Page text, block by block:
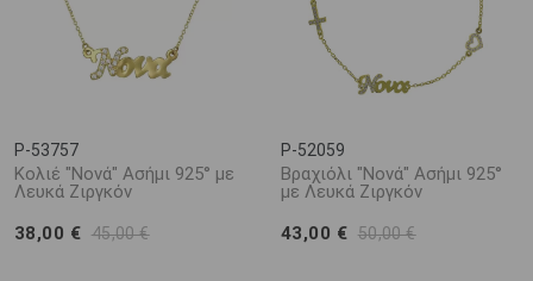
P-53757
Κολιέ "Νονά" Ασήμι 925° με
Λευκά Ζιργκόν
38,00 € 45,00 €
P-52059
Βραχιόλι "Νονά" Ασήμι 925°
με Λευκά Ζιργκόν
43,00 € 50,00 €